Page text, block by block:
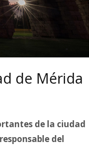
de Mérida
de la ciudad
del